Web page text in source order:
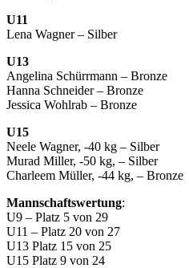
U11
Lena Wagner – Silber
U13
Angelina Schürrmann – Bronze
Hanna Schneider – Bronze
Jessica Wohlrab – Bronze
U15
Neele Wagner, -40 kg – Silber
Murad Miller, -50 kg, – Silber
Charleem Müller, -44 kg, – Bronze
Mannschaftswertung:
U9 – Platz 5 von 29
U11 – Platz 20 von 27
U13 Platz 15 von 25
U15 Platz 9 von 24